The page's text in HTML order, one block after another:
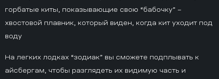
горбатые киты, показывающие свою “бабочку” –
хвостовой плавник, который виден, когда кит уходит под
воду
На легких лодках “зодиак” вы сможете подплывать к
айсбергам, чтобы разглядеть их видимую часть и